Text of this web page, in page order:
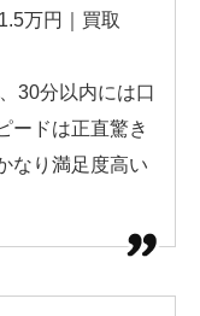
万円｜買取
30分以内には口
ードは正直驚き
なり満足度高い